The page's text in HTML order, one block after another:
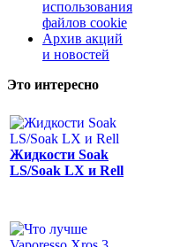
использования
файлов cookie
Архив акций
и новостей
Это интересно
Жидкости Soak
LS/Soak LX и Rell